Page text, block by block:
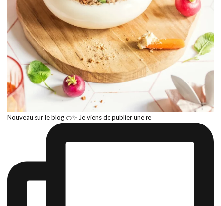
Nouveau sur le blog 🍊✨ Je viens de publier une re